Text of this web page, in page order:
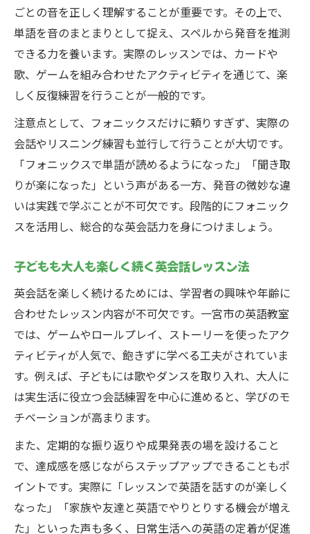
ごとの音を正しく理解することが重要です。その上で、
単語を音のまとまりとして捉え、スペルから発音を推測
できる力を養います。実際のレッスンでは、カードや
歌、ゲームを組み合わせたアクティビティを通じて、楽
しく反復練習を行うことが一般的です。
注意点として、フォニックスだけに頼りすぎず、実際の
会話やリスニング練習も並行して行うことが大切です。
「フォニックスで単語が読めるようになった」「聞き取
りが楽になった」という声がある一方、発音の微妙な違
いは実践で学ぶことが不可欠です。段階的にフォニック
スを活用し、総合的な英会話力を身につけましょう。
子どもも大人も楽しく続く英会話レッスン法
英会話を楽しく続けるためには、学習者の興味や年齢に
合わせたレッスン内容が不可欠です。一宮市の英語教室
では、ゲームやロールプレイ、ストーリーを使ったアク
ティビティが人気で、飽きずに学べる工夫がされていま
す。例えば、子どもには歌やダンスを取り入れ、大人に
は実生活に役立つ会話練習を中心に進めると、学びのモ
チベーションが高まります。
また、定期的な振り返りや成果発表の場を設けること
で、達成感を感じながらステップアップできることもポ
イントです。実際に「レッスンで英語を話すのが楽しく
なった」「家族や友達と英語でやりとりする機会が増え
た」といった声も多く、日常生活への英語の定着が促進